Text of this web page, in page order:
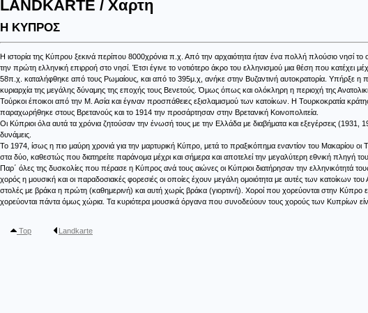
LANDKARTE / Χαρτη
Η ΚΥΠΡΟΣ
Η ιστορία της Κύπρου ξεκινά περίπου 8000χρόνια π.χ. Από την αρχαιότητα ήταν ένα πολλή πλούσιο νησί
την πρώτη ελληνική επιρροή στο νησί. Έτσι έγινε το νοτιότερο άκρο του ελληνισμού μια θέση που κατέχει
58π.χ. καταλήφθηκε από τους Ρωμαίους, και από το 395μ.χ, ανήκε στην Βυζαντινή αυτοκρατορία. Υπήρξε
κυριαρχία της μεγάλης δύναμης της εποχής τους Βενετούς. Όμως όπως και ολόκληρη η περιοχή της
Τούρκοι έποικοι από την Μ. Ασία και έγιναν προσπάθειες εξισλαμισμού των κατοίκων. Η Τουρκοκρατία
παραχωρήθηκε στους Βρετανούς και το 1914 την προσάρτησαν στην Βρετανική Κοινοπολιτεία.
Οι Κύπριοι όλα αυτά τα χρόνια ζητούσαν την ένωσή τους με την Ελλάδα με διαβήματα και εξεγέρσεις (1931,
δυνάμεις.
Το 1974, ίσως η πιο μαύρη χρονιά για την μαρτυρική Κύπρο, μετά το πραξικόπημα εναντίον του Μακαρίου
στα δύο, καθεστώς που διατηρείτε παράνομα μέχρι και σήμερα και αποτελεί την μεγαλύτερη εθνική πληγή
Παρ΄ όλες της δυσκολίες που πέρασε η Κύπρος ανά τους αιώνες οι Κύπριοι διατήρησαν την ελληνικότητά
χορός η μουσική και οι παραδοσιακές φορεσιές οι οποίες έχουν μεγάλη ομοιότητα με αυτές των κατοίκων
στολές με βράκα η πρώτη (καθημερινή) και αυτή χωρίς βράκα (γιορτινή). Χοροί που χορεύονται στην Κύπρο
χορεύονται πάντα όμως χώρια. Τα κυριότερα μουσικά όργανα που συνοδεύουν τους χορούς των Κυπρίων
Top Landkarte